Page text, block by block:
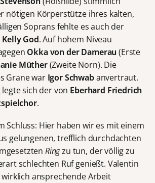
nötigen Körperstütze ihres kalten,
Soprans fehlte es auch der
Kelly God. Auf hohem Niveau
Okka von der Damerau (Erste
Müther(Zweite Norn). Die
Grane warIgor Schwabanvertraut.
sich der von Eberhard Friedrich
.
Schluss: Hier haben wir es mit einem
gelungenen, trefflich durchdachten
Ringzu tun, der völlig zu
schlechten Ruf genießt. Valentin
ansprechende Arbeit